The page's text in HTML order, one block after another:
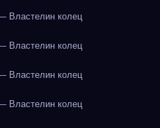
Властелин колец
Властелин колец
Властелин колец
Властелин колец